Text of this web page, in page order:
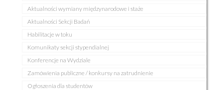
Aktualności wymiany międzynarodowe i staże
Aktualności Sekcji Badań
Habilitacje w toku
Komunikaty sekcji stypendialnej
Konferencje na Wydziale
Zamówienia publiczne / konkursy na zatrudnienie
Ogłoszenia dla studentów